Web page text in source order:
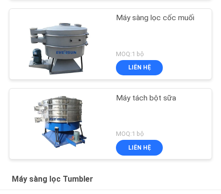
Máy sàng lọc cốc muối
MOQ:1 bộ
LIÊN HỆ
Máy tách bột sữa
MOQ:1 bộ
LIÊN HỆ
Máy sàng lọc Tumbler